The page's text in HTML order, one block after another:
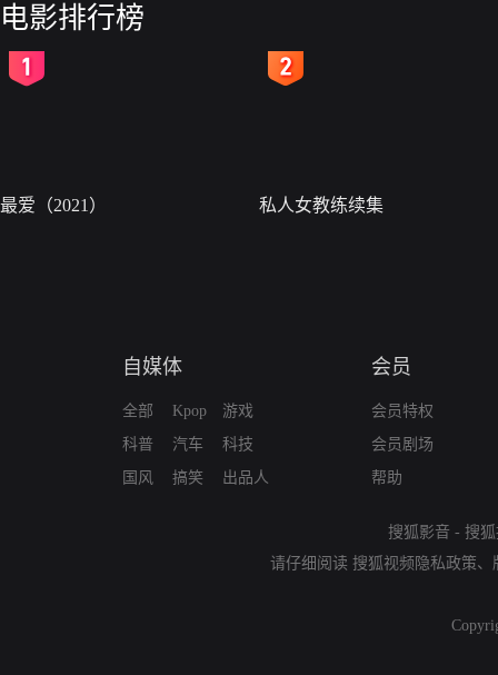
电影排行榜
最爱（2021） 私人女教练续集
自媒体
全部
科普
国风
Kpop
汽车
搞笑
游戏
科技
出品人
会员
会员特权
会员剧场
帮助
搜狐影音 - 搜
请仔细阅读 搜狐视频隐私政策、